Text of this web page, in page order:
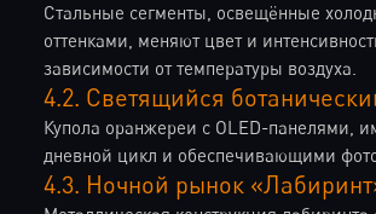
Стальные сегменты, освещённые
оттенками, меняют цвет и
зависимости от температуры воздуха.
4.2. Светящийся
Купола оранжереи с OLED-панелями,
дневной цикл и обеспечивающими
4.3. Ночной рынок